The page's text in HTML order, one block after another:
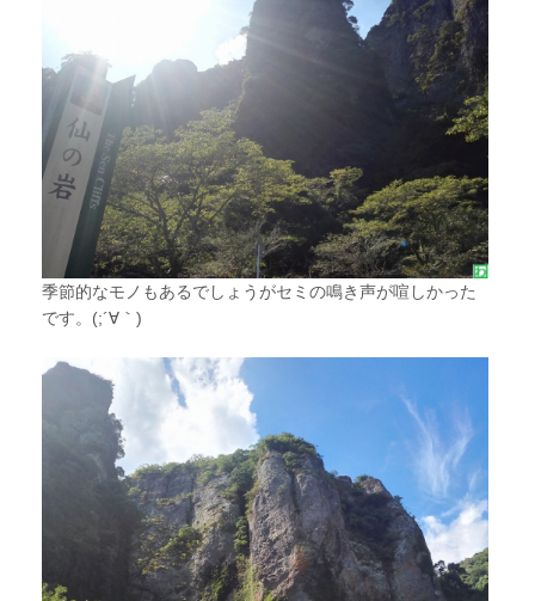
季節的なモノもあるでしょうがセミの鳴き声が喧しかった
です。(;´∀｀)